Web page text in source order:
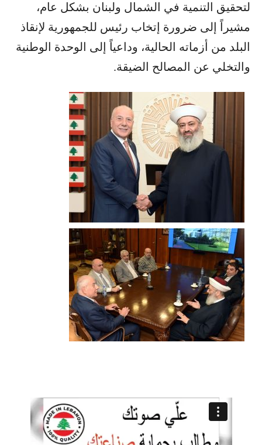
لتحقيق التنمية في الشمال ولبنان بشكل عام،
مشيراً إلى ضرورة إتخاب رئيس للجمهورية لإنقاذ
البلد من أزماته الحالية، وداعياً إلى الوحدة الوطنية
والتخلي عن المصالح الضيقة.